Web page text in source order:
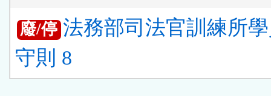
廢/停 法務部司法官訓練所
守則 8